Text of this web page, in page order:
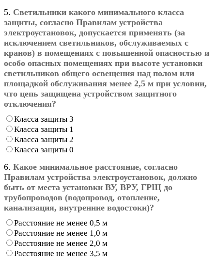
5. Светильники какого минимального класса
защиты, согласно Правилам устройства
электроустановок, допускается применять (за
исключением светильников, обслуживаемых с
кранов) в помещениях с повышенной опасностью и
особо опасных помещениях при высоте установки
светильников общего освещения над полом или
площадкой обслуживания менее 2,5 м при условии,
что цепь защищена устройством защитного
отключения?
Класса защиты 3
Класса защиты 1
Класса защиты 2
Класса защиты 0
6. Какое минимальное расстояние, согласно
Правилам устройства электроустановок, должно
быть от места установки ВУ, ВРУ, ГРЩ до
трубопроводов (водопровод, отопление,
канализация, внутренние водостоки)?
Расстояние не менее 0,5 м
Расстояние не менее 1,0 м
Расстояние не менее 2,0 м
Расстояние не менее 3,5 м